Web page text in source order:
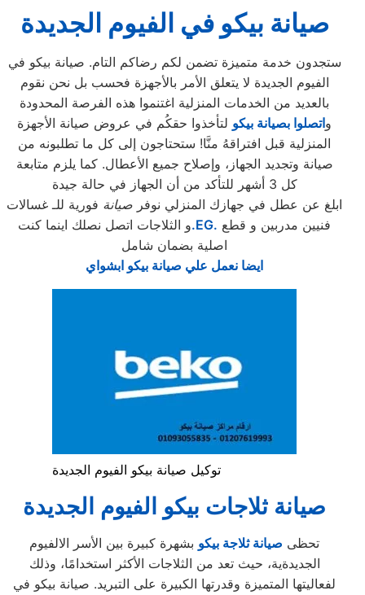
صيانة بيكو في الفيوم الجديدة
ستجدون خدمة متميزة تضمن لكم رضاكم التام. صيانة بيكو في
الفيوم الجديدة لا يتعلق الأمر بالأجهزة فحسب بل نحن نقوم
بالعديد من الخدمات المنزلية اغتنموا هذه الفرصة المحدودة
واتصلوا بصيانة بيكو لتأخذوا حقكُم في عروض صيانة الأجهزة
المنزلية قبل افتراقهُ منَّا! ستحتاجون إلى كل ما تطلبونه من
صيانة وتجديد الجهاز، وإصلاح جميع الأعطال. كما يلزم متابعة
كل 3 أشهر للتأكد من أن الجهاز في حالة جيدة
ابلغ عن عطل في جهازك المنزلي نوفر صيانة فورية للـ غسالات
و الثلاجات اتصل نصلك اينما كنت.EG.
اصلية بضمان شامل
ايضا نعمل علي صيانة بيكو ابشواي
توكيل صيانة بيكو الفيوم الجديدة
صيانة ثلاجات بيكو الفيوم الجديدة
تحظى صيانة ثلاجة بيكو بشهرة كبيرة بين الأسر الالفيوم
الجديدةية، حيث تعد من الثلاجات الأكثر استخدامًا، وذلك
لفعاليتها المتميزة وقدرتها الكبيرة على التبريد. صيانة بيكو في